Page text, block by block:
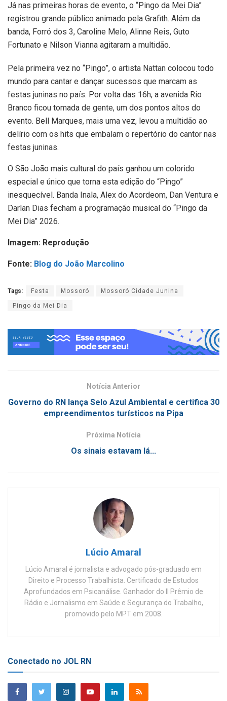
Já nas primeiras horas de evento, o “Pingo da Mei Dia”
registrou grande público animado pela Grafith. Além da
banda, Forró dos 3, Caroline Melo, Alinne Reis, Guto
Fortunato e Nilson Vianna agitaram a multidão.
Pela primeira vez no “Pingo”, o artista Nattan colocou todo
mundo para cantar e dançar sucessos que marcam as
festas juninas no país. Por volta das 16h, a avenida Rio
Branco ficou tomada de gente, um dos pontos altos do
evento. Bell Marques, mais uma vez, levou a multidão ao
delírio com os hits que embalam o repertório do cantor nas
festas juninas.
O São João mais cultural do país ganhou um colorido
especial e único que torna esta edição do “Pingo”
inesquecível. Banda Inala, Alex do Acordeom, Dan Ventura e
Darlan Dias fecham a programação musical do “Pingo da
Mei Dia” 2026.
Imagem: Reprodução
Fonte: Blog do João Marcolino
Tags: Festa Mossoró Mossoró Cidade Junina
Pingo da Mei Dia
Notícia Anterior
Governo do RN lança Selo Azul Ambiental e certifica 30
empreendimentos turísticos na Pipa
Próxima Notícia
Os sinais estavam lá...
Lúcio Amaral
Lúcio Amaral é jornalista e advogado pós-graduado em
Direito e Processo Trabalhista. Certificado de Estudos
Aprofundados em Psicanálise. Ganhador do II Prêmio de
Rádio e Jornalismo em Saúde e Segurança do Trabalho,
promovido pelo MPT em 2008.
Conectado no JOL RN